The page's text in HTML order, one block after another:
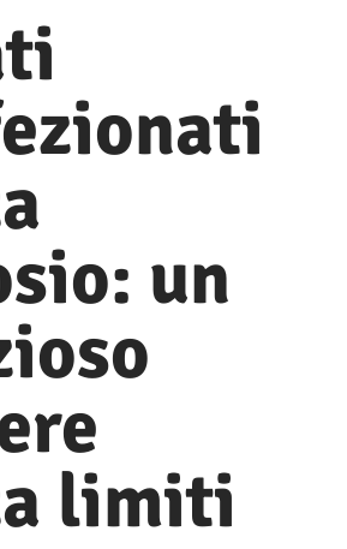
un
limiti